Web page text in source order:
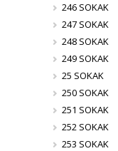
246 SOKAK
247 SOKAK
248 SOKAK
249 SOKAK
25 SOKAK
250 SOKAK
251 SOKAK
252 SOKAK
253 SOKAK